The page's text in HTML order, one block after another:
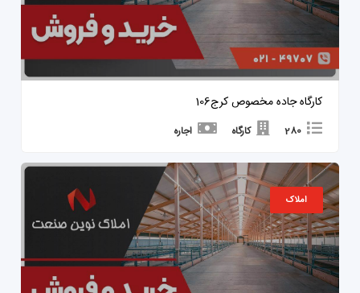
کارگاه جاده مخصوص کرج106
280 کارگاه اجاره
املاک